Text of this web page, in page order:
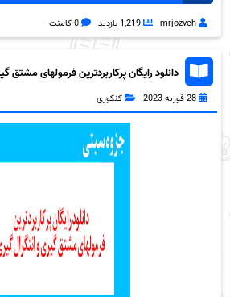
mrjozveh 1,219 بازدید 0 کامنت
دانلود رایگان پرکاربردترین فرمولهای مشتق
گیری به همراه pdf
28 فوریه 2023 کنکوری